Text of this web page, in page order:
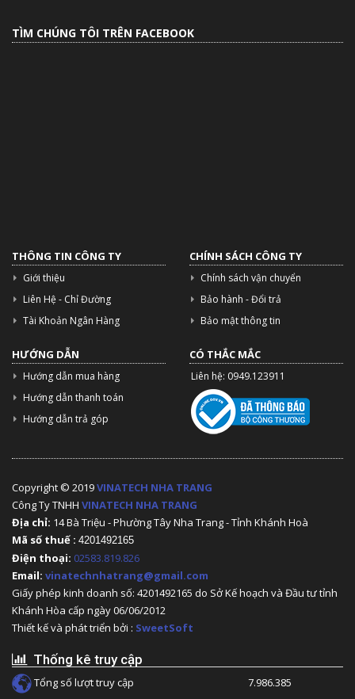
TÌM CHÚNG TÔI TRÊN FACEBOOK
THÔNG TIN CÔNG TY
Giới thiệu
Liên Hệ - Chỉ Đường
Tài Khoản Ngân Hàng
CHÍNH SÁCH CÔNG TY
Chính sách vận chuyển
Bảo hành - Đổi trả
Bảo mật thông tin
HƯỚNG DẪN
Hướng dẫn mua hàng
Hướng dẫn thanh toán
Hướng dẫn trả góp
CÓ THẮC MẮC
Liên hệ: 0949.123911
Copyright © 2019VINATECH NHA TRANG
Công Ty TNHH VINATECH NHA TRANG
Địa chỉ: 14 Bà Triệu - Phường Tây Nha Trang - Tỉnh Khánh Hoà
Mã số thuế : 4201492165
Điện thoại: 02583.819.826
Email: vinatechnhatrang@gmail.com
Giấy phép kinh doanh số: 4201492165 do Sở Kế hoạch và Đầu tư tỉnh
Khánh Hòa cấp ngày 06/06/2012
Thiết kế và phát triển bởi : SweetSoft
Thống kê truy cập
Tổng số lượt truy cập 7.986.385